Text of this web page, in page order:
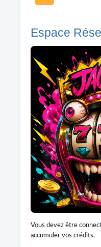
Espace
Vous devez être
accumuler vos crédits.